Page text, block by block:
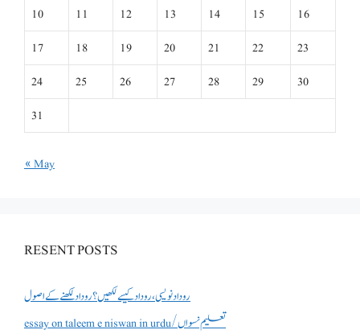
10
11 12 13 14 15
16
17
18 19 20 21 22
23
24
25 26 27 28 29
30
31
« May
RESENT POSTS
روداد نویسی ،روداد کیسے لکھیں؟ روداد لکھنے کے اصول
essay on taleem e niswan in urdu/تعلیم نسواں